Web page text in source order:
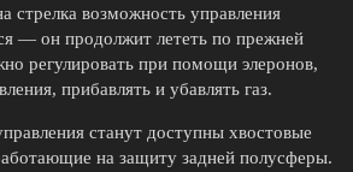
стрелка возможность управления
— он продолжит лететь по прежней
регулировать при помощи элеронов,
прибавлять и убавлять газ.
станут доступны хвостовые
на защиту задней полусферы.